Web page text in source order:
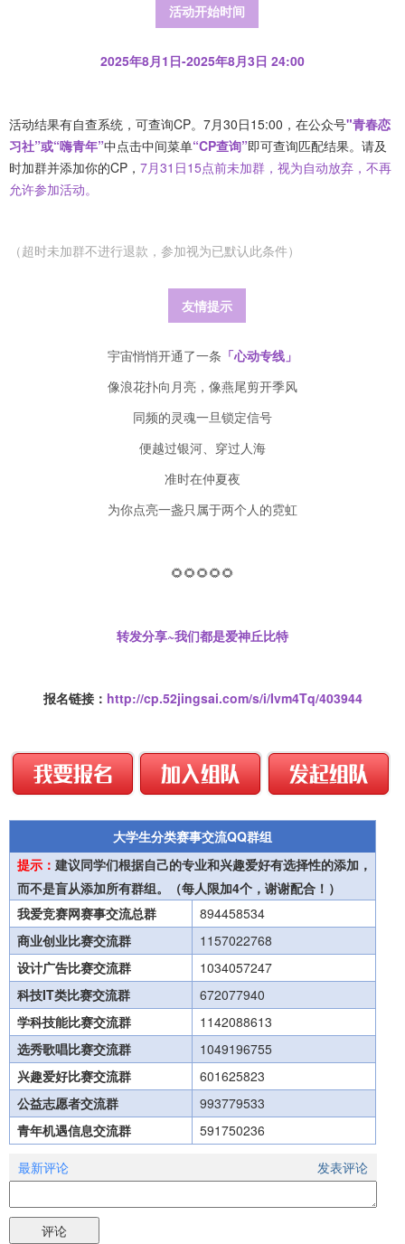
活动开始时间
2025年8月1日-2025年8月3日 24:00
活动结果有自查系统，可查询CP。7月30日15:00，在公众号"青春恋
习社”或“嗨青年”中点击中间菜单“CP查询”即可查询匹配结果。请及
时加群并添加你的CP， 7月31日15点前未加群，视为自动放弃，不再
允许参加活动。
（超时未加群不进行退款，参加视为已默认此条件）
友情提示
宇宙悄悄开通了一条 「心动专线」
像浪花扑向月亮，像燕尾剪开季风
同频的灵魂一旦锁定信号
便越过银河、穿过人海
准时在仲夏夜
为你点亮一盏只属于两个人的霓虹
🌻🌻🌻🌻🌻
转发分享~我们都是爱神丘比特
报名链接： http://cp.52jingsai.com/s/i/Ivm4Tq/403944
大学生分类赛事交流QQ群组
提示： 建议同学们根据自己的专业和兴趣爱好有选择性的添加，
而不是盲从添加所有群组。（每人限加4个，谢谢配合！）
我爱竞赛网赛事交流总群
894458534
商业创业比赛交流群
1157022768
设计广告比赛交流群
1034057247
科技IT类比赛交流群
672077940
学科技能比赛交流群
1142088613
选秀歌唱比赛交流群
1049196755
兴趣爱好比赛交流群
601625823
公益志愿者交流群
993779533
青年机遇信息交流群
591750236
发表评论
最新评论